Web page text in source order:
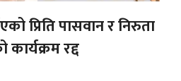
प्रिति पासवान र निरुता
रद्द